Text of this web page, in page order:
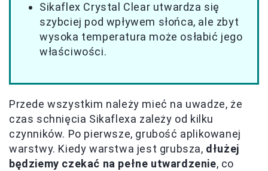
Sikaflex Crystal Clear utwardza się
szybciej pod wpływem słońca, ale zbyt
wysoka temperatura może osłabić jego
właściwości.
Przede wszystkim należy mieć na uwadze, że
czas schnięcia Sikaflexa zależy od kilku
czynników. Po pierwsze, grubość aplikowanej
warstwy. Kiedy warstwa jest grubsza, dłużej
będziemy czekać na pełne utwardzenie, co